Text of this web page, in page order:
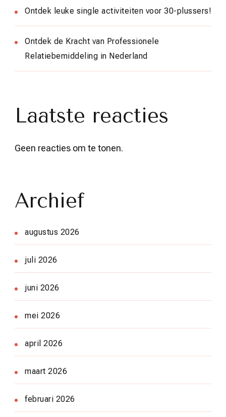
Ontdek leuke single activiteiten voor 30-plussers!
Ontdek de Kracht van Professionele
Relatiebemiddeling in Nederland
Laatste reacties
Geen reacties om te tonen.
Archief
augustus 2026
juli 2026
juni 2026
mei 2026
april 2026
maart 2026
februari 2026